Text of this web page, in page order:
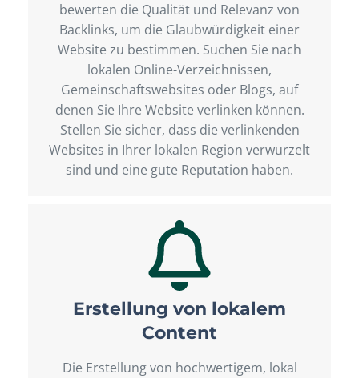
bewerten die Qualität und Relevanz von
Backlinks, um die Glaubwürdigkeit einer
Website zu bestimmen. Suchen Sie nach
lokalen Online-Verzeichnissen,
Gemeinschaftswebsites oder Blogs, auf
denen Sie Ihre Website verlinken können.
Stellen Sie sicher, dass die verlinkenden
Websites in Ihrer lokalen Region verwurzelt
sind und eine gute Reputation haben.
Erstellung von lokalem
Content
Die Erstellung von hochwertigem, lokal